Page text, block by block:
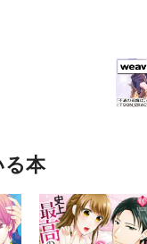
る本